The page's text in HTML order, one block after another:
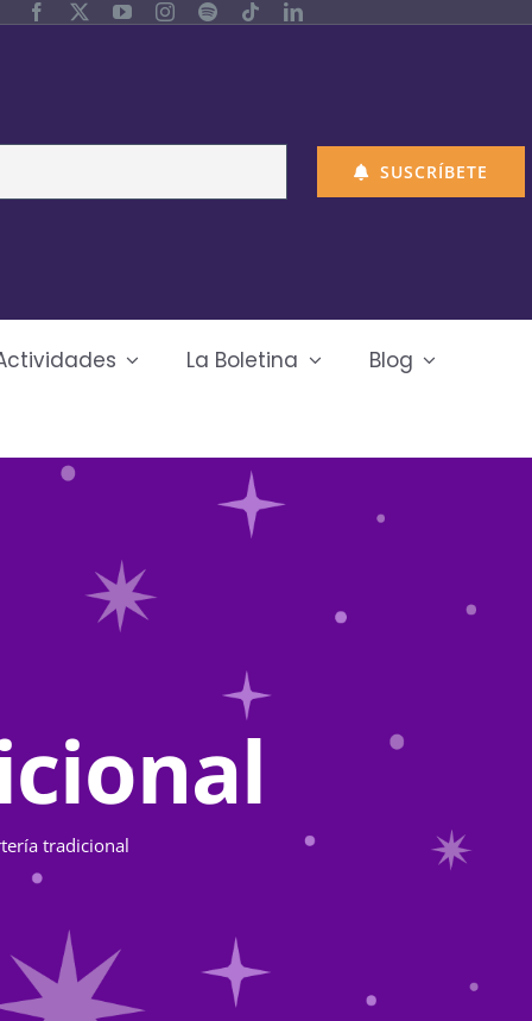
SUSCRÍBETE
La Boletina Blog
tradicional